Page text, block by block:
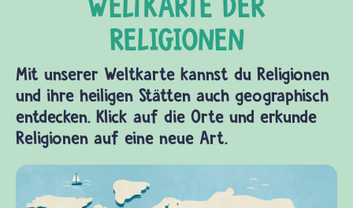
Mit unserer Weltkarte kannst du Religionen
und ihre heiligen Stätten auch geographisch
entdecken. Klick auf die Orte und erkunde
Religionen auf eine neue Art.